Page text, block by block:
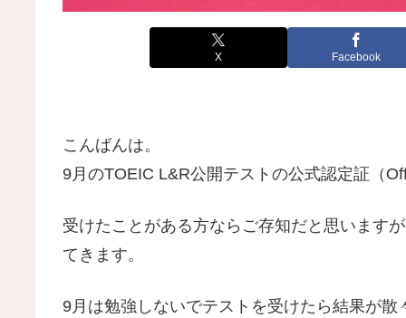
X Facebook
こんばんは。
9月のTOEIC L&R公開テストの公式認定証（
受けたことがある方ならご存知だと思います
てきます。
9月は勉強しないでテストを受けたら結果が